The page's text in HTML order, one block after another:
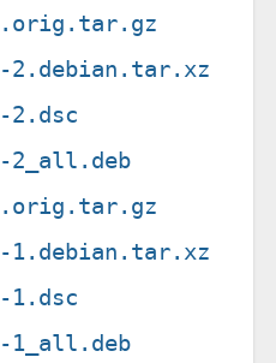
2.debian.tar.xz
2.dsc
2_all.deb
1.debian.tar.xz
1.dsc
1_all.deb